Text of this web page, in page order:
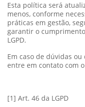
Esta política será
menos, conforme
práticas em gestão,
garantir o
LGPD.
Em caso de dúvidas
entre em contato com o
[1] Art. 46 da LGPD